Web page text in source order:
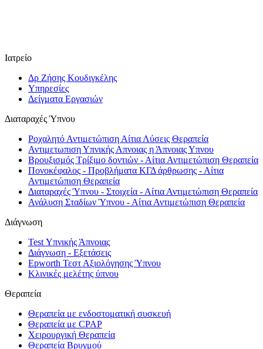
Ιατρείο
Δρ Ζήσης Κουδιγκέλης
Υπηρεσίες
Δείγματα Εργασιών
Διαταραχές Ύπνου
Ροχαλητό Αντιμετώπιση Αίτια Λύσεις Θεραπεία
Αντιμετωπιση Υπνικής Απνοιας η Άπνοιας Υπνου
Βρουξισμός Τρίξιμο δοντιών - Αίτια Αντιμετώπιση Θεραπεία
Πονοκέφαλος - Προβλήματα ΚΓΔ άρθρωσης - Αίτια
Αντιμετώπιση Θεραπεία
Διαταραχές Ύπνου - Στοιχεία - Αίτια Αντιμετώπιση Θεραπεία
Ανάλυση Σταδίων Ύπνου - Αίτια Αντιμετώπιση Θεραπεία
Διάγνωση
Test Υπνικής Άπνοιας
Διάγνωση - Εξετάσεις
Epworth Τεστ Αξιολόγησης Ύπνου
Κλινικές μελέτης ύπνου
Θεραπεία
Θεραπεία με ενδοστοματική συσκευή
Θεραπεία με CPAP
Χειρουργική Θεραπεία
Θεραπεία Βρυγμού